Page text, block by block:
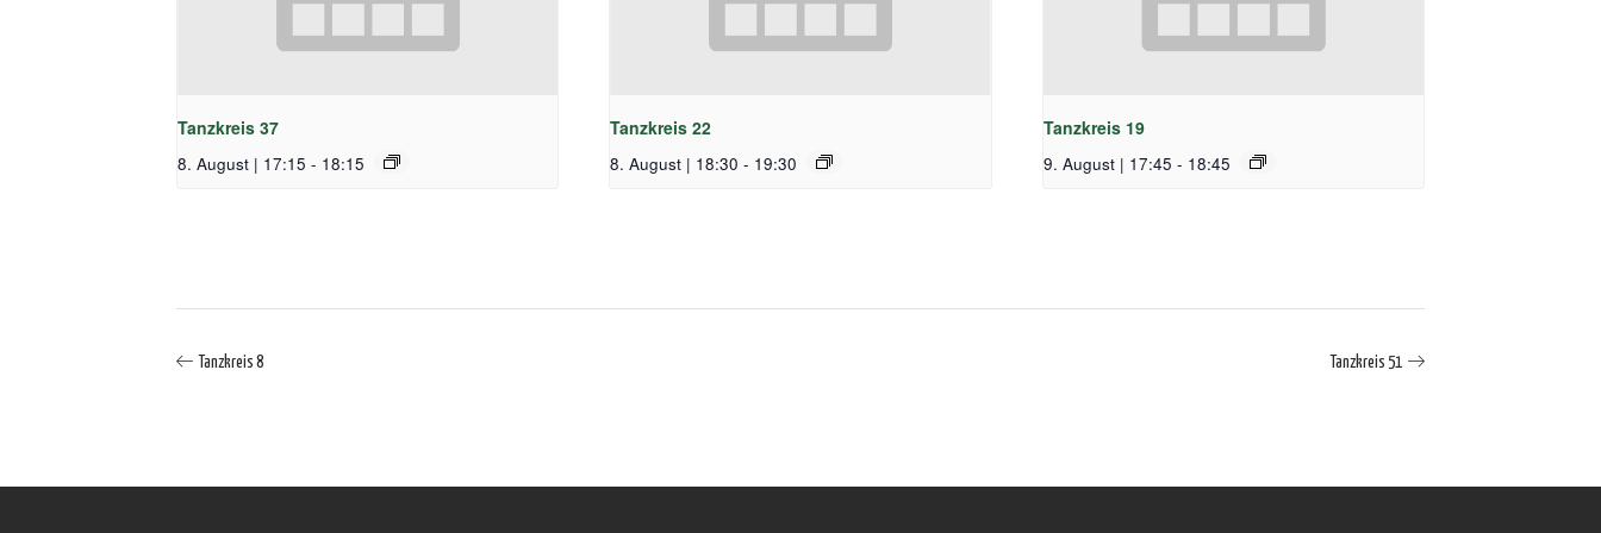
Tanzkreis 37
8. August | 17:15 - 18:15
Tanzkreis 22
8. August | 18:30 - 19:30
Tanzkreis 19
9. August | 17:45 - 18:45
Tanzkreis 8 Tanzkreis 51